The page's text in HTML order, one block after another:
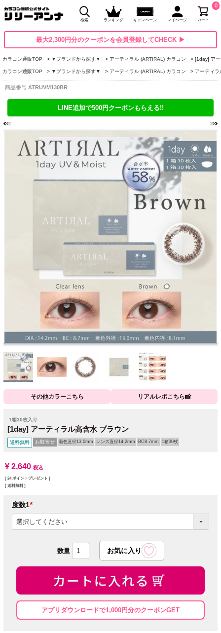
検索 ランキング キャンペーン マイページ カート
0
最大2,300円分のクーポンを会員登録してCHECK ▶
カラコン通販TOP ▼ブランドから探す▼ アーティラル (ARTIRAL) カラコン [1day] ア
カラコン通販TOP ▼ブランドから探す▼ アーティラル (ARTIRAL) カラコン アーティ
商品番号 ATRUVM130BR
LINE追加で500円クーポンもらえる!!
その他カラーこちら リアルレポこちら📸
1箱30枚入り
[1day] アーティラル高含水 ブラウン
送料無料 お取寄せ 着色直径13.0mm レンズ直径14.2mm BC8.7mm 1箱30枚
¥ 2,640 税込
[ 24 ポイントプレゼント ]
送料無料
度数1
(必
須)
アプリダウンロードで1,000円分のクーポンGET